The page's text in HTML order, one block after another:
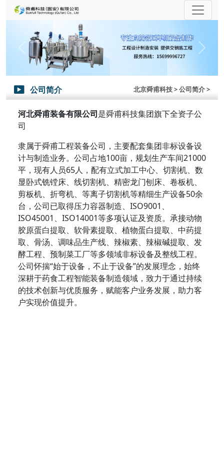
Previous Next
 公司简介 北京舜甫科技> 公司简介 >
河北舜甫装备有限公司是舜甫科技集团旗下全资子公
司
隶属于舜甫工程装备公司，主要配套集团非标设备设
计与制造业务。公司占地100亩，规划生产车间21000
平，现有人员65人，配有立式加工中心、切割机、数
显卧式铣镗床、线切割机、精密龙门刨床、卷板机、
剪板机、折弯机、等离子切割机等精细生产设备50余
台，公司已取得压力容器制造、ISO9001、
ISO45001、ISO14001等多项认证及资质。承接动物
胶原蛋白提取、软骨素提取、植物蛋白提取、中药提
取、骨汤、调味品生产线、辣椒素、辣椒碱提取、发
酵工程、预制菜工厂等多领域非标设备及整线工程。
公司怀揣“始于设备，不止于设备”的发展理念，始终
深耕于药食工程智能装备制造领域，致力于通过持续
的技术创新与优质服务，赋能客户业务发展，助力客
户实现价值提升。